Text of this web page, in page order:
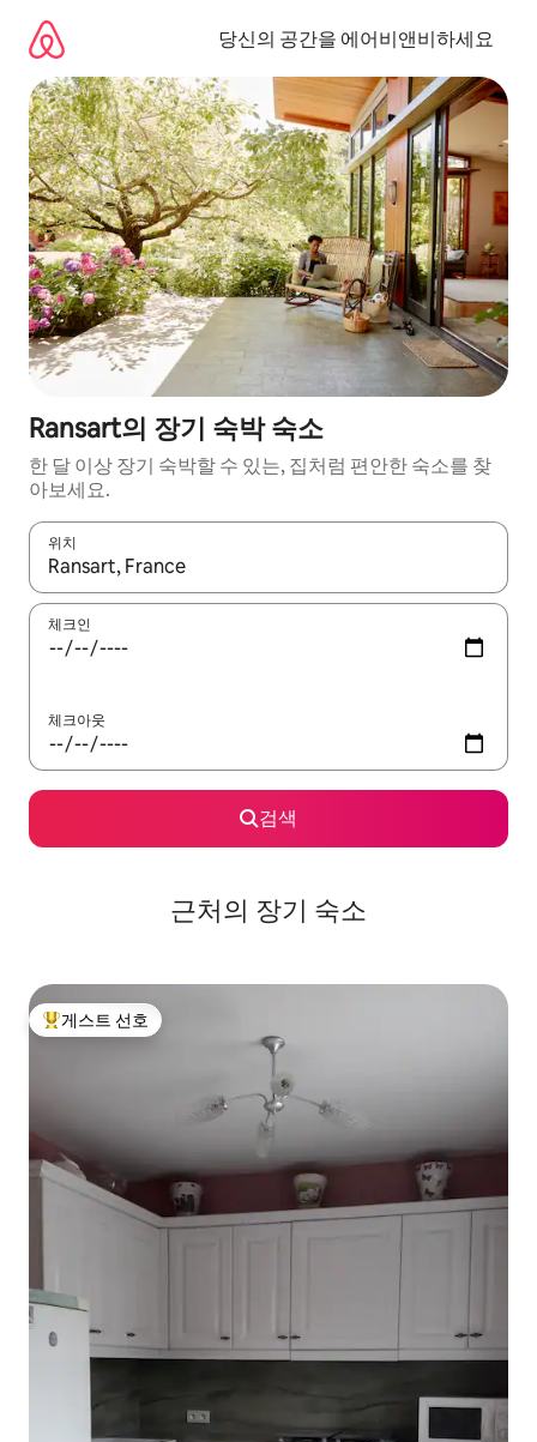
당신의 공간을 에어비앤비하세요
Ransart의 장기 숙박 숙소
한 달 이상 장기 숙박할 수 있는, 집처럼 편안한 숙소를 찾
아보세요.
위치
결과가 나오면 위·아래 화살표 키를 사용하거나 터치 또는 스와이
체크인
체크아웃
검색
근처의 장기 숙소
상위 게스트 선호
게스트 선호